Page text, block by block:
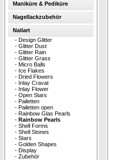
Maniküre & Pediküre
Nagellackzubehör
Nailart
- Design Glitter
- Glitter Dust
- Glitter Rain
- Glitter Grass
- Micro Balls
- Ice Flakes
- Dried Flowers
- Inlay Cravat
- Inlay Flower
- Open Stars
- Pailetten
- Pailetten open
- Rainbow Glas Pearls
- Rainbow Pearls
- Shell Forms
- Shell Stones
- Stars
- Golden Shapes
- Display
- Zubehör